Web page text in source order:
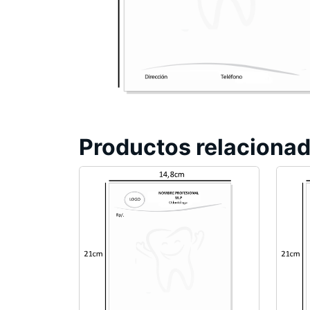
Productos